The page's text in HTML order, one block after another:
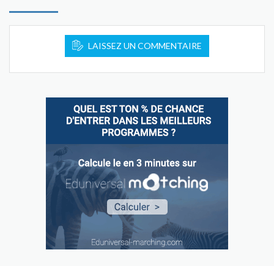
LAISSEZ UN COMMENTAIRE